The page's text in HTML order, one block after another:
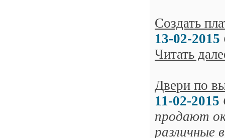
Создать
13-02-2015
Читать
Двери по
11-02-2015
продают